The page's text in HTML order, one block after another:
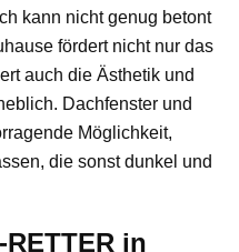
kann nicht genug betont
fördert nicht nur das
auch die Ästhetik und
Dachfenster und
Möglichkeit,
die sonst dunkel und
RETTER in